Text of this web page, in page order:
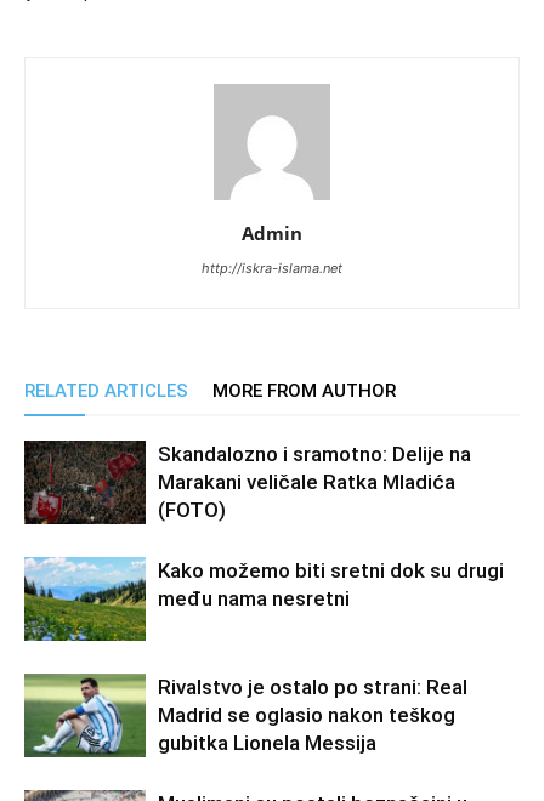
Admin
http://iskra-islama.net
RELATED ARTICLES MORE FROM AUTHOR
Skandalozno i sramotno: Delije na
Marakani veličale Ratka Mladića
(FOTO)
Kako možemo biti sretni dok su drugi
među nama nesretni
Rivalstvo je ostalo po strani: Real
Madrid se oglasio nakon teškog
gubitka Lionela Messija